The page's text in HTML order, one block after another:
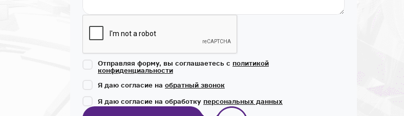
Отправляя форму, вы соглашаетесь с политикой
конфиденциальности
Я даю согласие на обратный звонок
Я даю согласие на обработку персональных данных